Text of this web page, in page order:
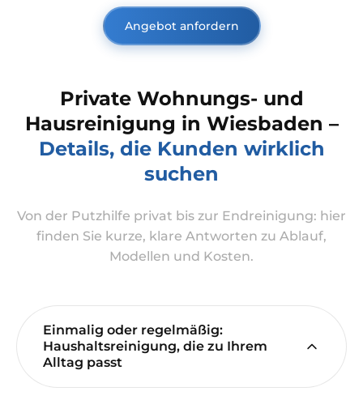
Angebot anfordern
Private Wohnungs- und
Hausreinigung in Wiesbaden –
Details, die Kunden wirklich
suchen
Von der Putzhilfe privat bis zur Endreinigung: hier
finden Sie kurze, klare Antworten zu Ablauf,
Modellen und Kosten.
Einmalig oder regelmäßig:
Haushaltsreinigung, die zu Ihrem
Alltag passt